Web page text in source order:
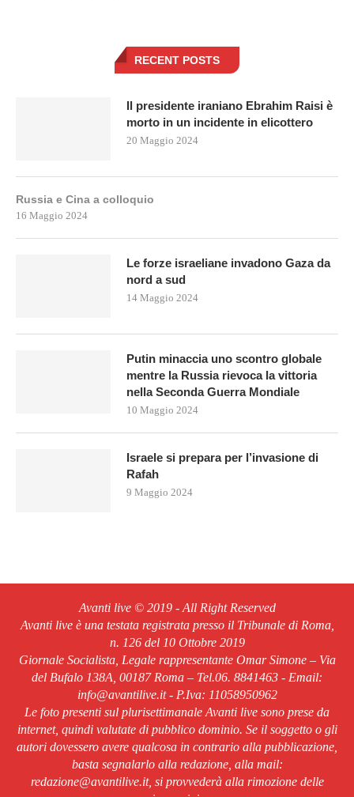
RECENT POSTS
Il presidente iraniano Ebrahim Raisi è
morto in un incidente in elicottero
20 Maggio 2024
Russia e Cina a colloquio
16 Maggio 2024
Le forze israeliane invadono Gaza da
nord a sud
14 Maggio 2024
Putin minaccia uno scontro globale
mentre la Russia rievoca la vittoria
nella Seconda Guerra Mondiale
10 Maggio 2024
Israele si prepara per l’invasione di
Rafah
9 Maggio 2024
Avanti live © 2019 - All Right Reserved
Avanti live è una testata registrata presso il Tribunale di Roma,
n. 126 del 10 Ottobre 2019
Giornale Socialista, Legale rappresentante Omar Simone – Via
del Bufalo 138A, 00187 Roma – Tel.06. 8841463 - Email:
info@avantilive.it - P.Iva: 11058950962
Le foto presenti sul plurisettimanale Avanti live sono prese da
internet, quindi valutate di pubblico dominio. Se il soggetto o gli
autori dovessero avere qualcosa in contrario alla pubblicazione,
basta segnalarlo alla redazione, alla mail:
redazione@avantilive.it, si provvederà alla rimozione delle